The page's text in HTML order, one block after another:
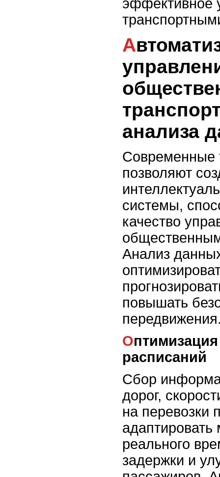
эффективное
Автоматизация
анализа
Современные
позволяют
системы,
качество
Анализ
повышать
Оптимизация маршрутов и
расписаний
Сбор
дорог,
на перевозки
реального
задержки и